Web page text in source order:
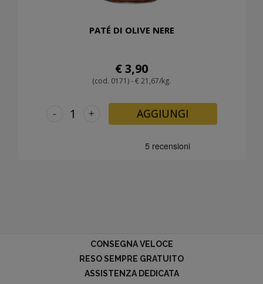
PATÉ DI OLIVE NERE
€ 3,90
(cod. 0171) - € 21,67/kg.
+
- AGGIUNGI
CONSEGNA VELOCE
RESO SEMPRE GRATUITO
ASSISTENZA DEDICATA